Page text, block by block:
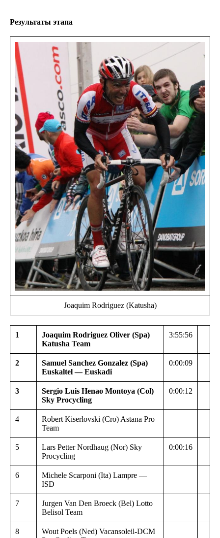
Результаты этапа
Joaquim Rodriguez (Katusha)
1
Joaquim Rodriguez Oliver (Spa)
Katusha Team
3:55:56
2
Samuel Sanchez Gonzalez (Spa)
Euskaltel — Euskadi
0:00:09
3
Sergio Luis Henao Montoya (Col)
Sky Procycling
0:00:12
4
Robert Kiserlovski (Cro) Astana Pro
Team
5
Lars Petter Nordhaug (Nor) Sky
Procycling
0:00:16
6
Michele Scarponi (Ita) Lampre —
ISD
7
Jurgen Van Den Broeck (Bel) Lotto
Belisol Team
8
Wout Poels (Ned) Vacansoleil-DCM